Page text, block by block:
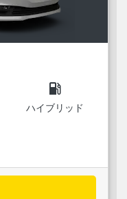
local_gas_station
ハイブリッド